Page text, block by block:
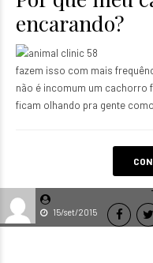
15/set/2015
encarando?
fazem isso com mais
não é incomum um cachorro
ficam olhando pra gente